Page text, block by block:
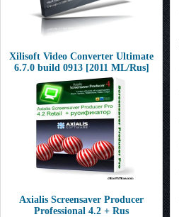
Xilisoft Video Converter Ultimate
6.7.0 build 0913 [2011 ML/Rus]
Axialis Screensaver Producer
Professional 4.2 + Rus